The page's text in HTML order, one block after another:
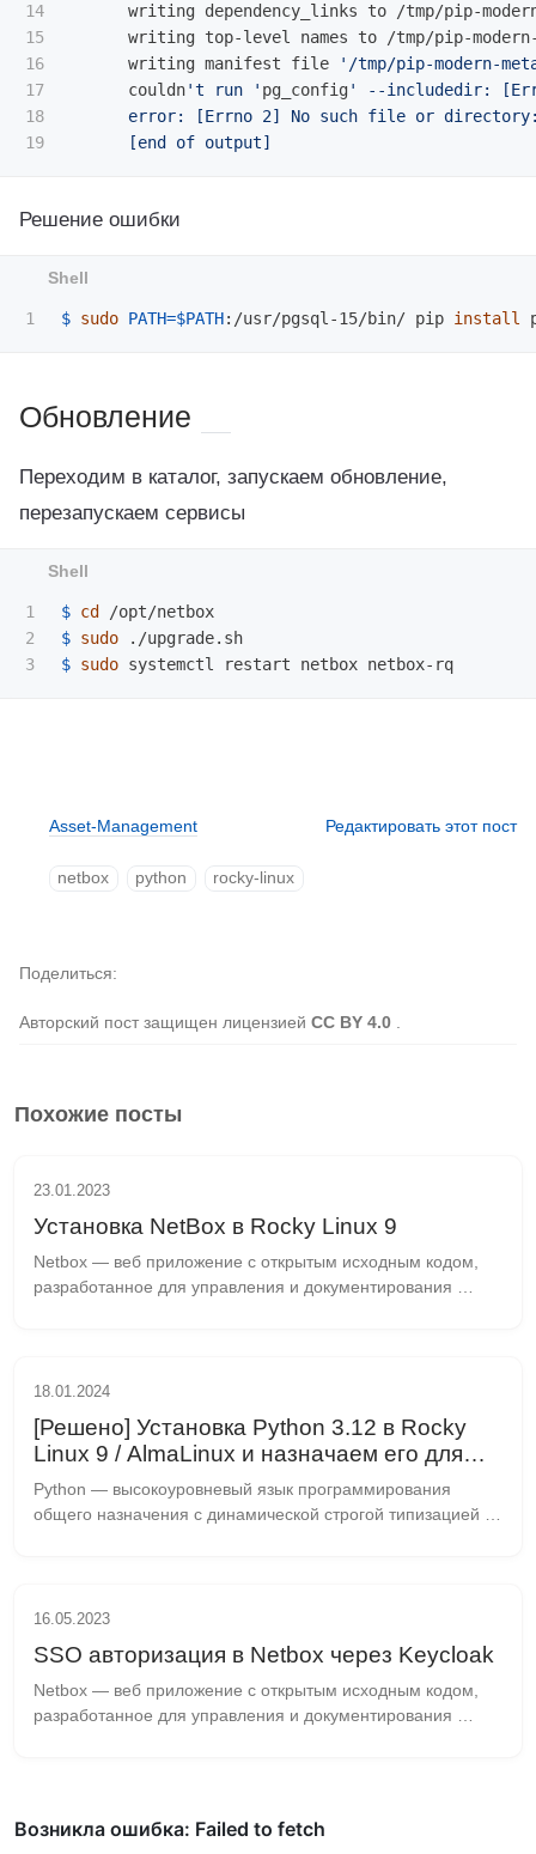
14
15
16
17
18
writing dependency_links to /tmp/pip-
writing top-level names to /tmp/pip-
      writing manifest file
'/tmp/pip-modern-
      couldn
't run ' pg_config' --includedir:
error: [Errno 2] No such file or
Решение ошибки
$ sudo PATH=$PATH:/usr/pgsql-15/bin/ pip install
Обновление
Переходим в каталог, запускаем обновление,
перезапускаем сервисы
1
2
$ cd
$ sudo
$ sudo
Asset-Management Редактировать этот пост
netbox python rocky-linux
Авторский пост защищен лицензией CC BY 4.0
Поделиться
Похожие посты
23.01.2023
Установка NetBox в Rocky Linux 9
Netbox — веб приложение с открытым исходным кодом,
разработанное для управления и документирования
18.01.2024
[Решено] Установка Python 3.12 в Rocky
Linux 9 / AlmaLinux и назначаем его для
использования по умолчанию
Python — высокоуровневый язык программирования
общего назначения с динамической строгой типизацией и
16.05.2023
SSO авторизация в Netbox через Keycloak
Netbox — веб приложение с открытым исходным кодом,
разработанное для управления и документирования